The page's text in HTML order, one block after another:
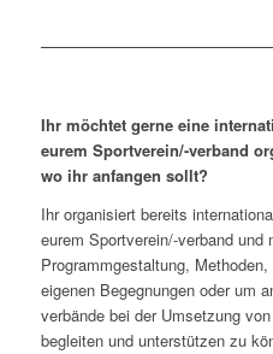
Ihr möchtet gerne eine
eurem Sportverein/-verband
wo ihr anfangen sollt?
Ihr organisiert bereits
eurem Sportverein/-verband
Programmgestaltung,
eigenen Begegnungen oder um
verbände bei der Umsetzung
begleiten und unterstützen zu